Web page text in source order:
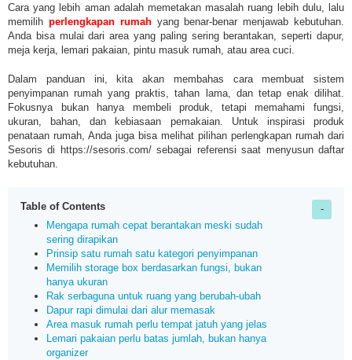
Cara yang lebih aman adalah memetakan masalah ruang lebih dulu, lalu
memilih perlengkapan rumahyang benar-benar menjawab kebutuhan.
Anda bisa mulai dari area yang paling sering berantakan, seperti dapur,
meja kerja, lemari pakaian, pintu masuk rumah, atau area cuci.
Dalam panduan ini, kita akan membahas cara membuat sistem
penyimpanan rumah yang praktis, tahan lama, dan tetap enak dilihat.
Fokusnya bukan hanya membeli produk, tetapi memahami fungsi,
ukuran, bahan, dan kebiasaan pemakaian. Untuk inspirasi produk
penataan rumah, Anda juga bisa melihat pilihan perlengkapan rumah dari
Sesoris di https://sesoris.com/ sebagai referensi saat menyusun daftar
kebutuhan.
Table of Contents
Mengapa rumah cepat berantakan meski sudah
sering dirapikan
Prinsip satu rumah satu kategori penyimpanan
Memilih storage box berdasarkan fungsi, bukan
hanya ukuran
Rak serbaguna untuk ruang yang berubah-ubah
Dapur rapi dimulai dari alur memasak
Area masuk rumah perlu tempat jatuh yang jelas
Lemari pakaian perlu batas jumlah, bukan hanya
organizer